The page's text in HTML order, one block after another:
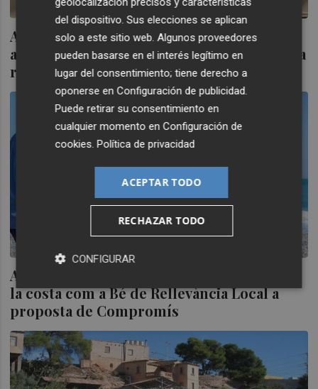
Almassora y Facsa acometerán siete
actuaciones para mejorar la eficiencia de la
red de agua potable
Almassora aprovarà protegir les cases de
la costa com a Bé de Rellevància Local a
proposta de Compromís
del dispositivo. Sus elecciones se aplican
solo a este sitio web. Algunos proveedores
pueden basarse en el interés legítimo en
lugar del consentimiento; tiene derecho a
oponerse enConfiguración de publicidad.
Puede retirar su consentimiento en
cualquier momento enConfiguración de
cookies.Política de privacidad
ACEPTAR TODO
RECHAZAR TODO
CONFIGURAR